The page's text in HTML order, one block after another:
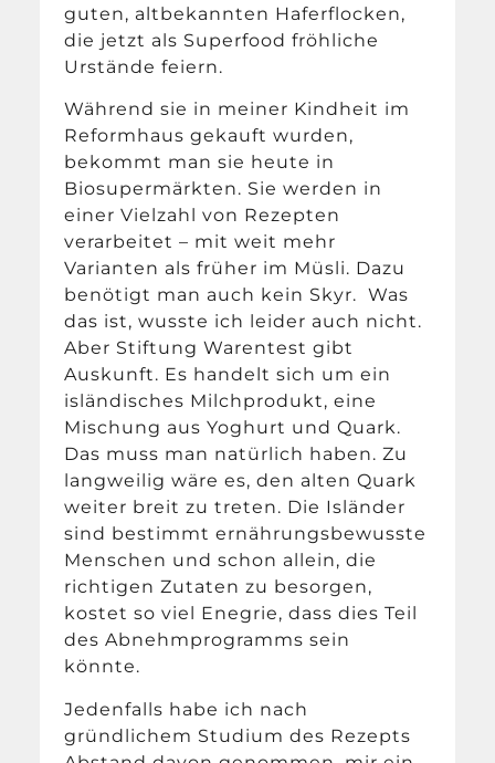
guten, altbekannten Haferflocken,
die jetzt als Superfood fröhliche
Urstände feiern.
Während sie in meiner Kindheit im
Reformhaus gekauft wurden,
bekommt man sie heute in
Biosupermärkten. Sie werden in
einer Vielzahl von Rezepten
verarbeitet – mit weit mehr
Varianten als früher im Müsli. Dazu
benötigt man auch kein Skyr. Was
das ist, wusste ich leider auch nicht.
Aber Stiftung Warentest gibt
Auskunft. Es handelt sich um ein
isländisches Milchprodukt, eine
Mischung aus Yoghurt und Quark.
Das muss man natürlich haben. Zu
langweilig wäre es, den alten Quark
weiter breit zu treten. Die Isländer
sind bestimmt ernährungsbewusste
Menschen und schon allein, die
richtigen Zutaten zu besorgen,
kostet so viel Enegrie, dass dies Teil
des Abnehmprogramms sein
könnte.
Jedenfalls habe ich nach
gründlichem Studium des Rezepts